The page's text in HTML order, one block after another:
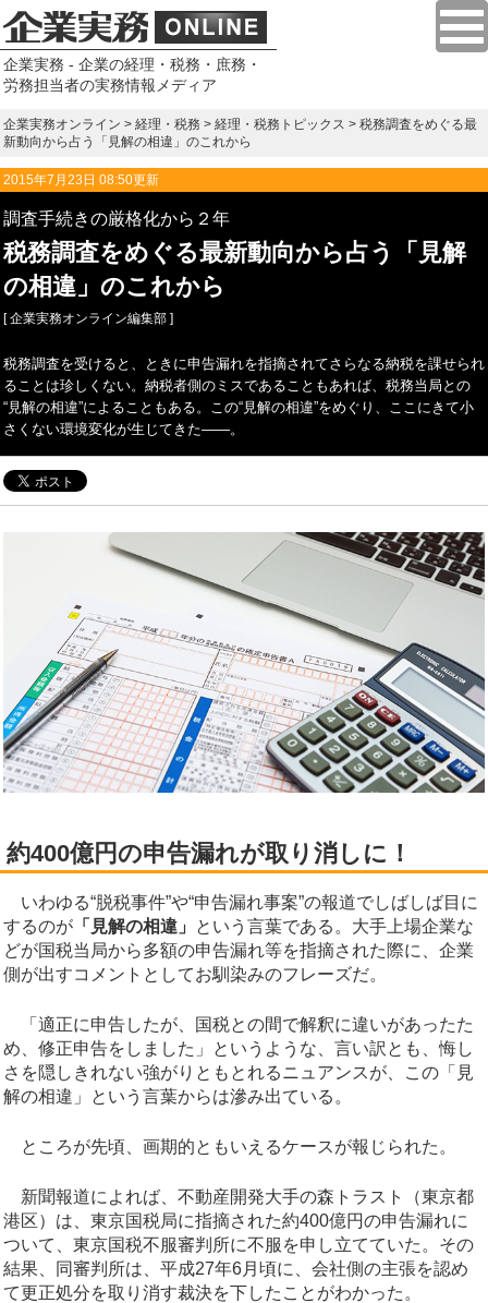
企業実務 - 企業の経理・税務・庶務・
労務担当者の実務情報メディア
企業実務オンライン > 経理・税務 > 経理・税務トピックス > 税務調査をめぐる最
新動向から占う「見解の相違」のこれから
2015年7月23日 08:50更新
調査手続きの厳格化から２年
税務調査をめぐる最新動向から占う「見解
の相違」のこれから
[ 企業実務オンライン編集部 ]
税務調査を受けると、ときに申告漏れを指摘されてさらなる納税を課せられ
ることは珍しくない。納税者側のミスであることもあれば、税務当局との
“見解の相違”によることもある。この“見解の相違”をめぐり、ここにきて小
さくない環境変化が生じてきた——。
約400億円の申告漏れが取り消しに！
いわゆる“脱税事件”や“申告漏れ事案”の報道でしばしば目に
するのが 「見解の相違」
という言葉である。大手上場企業な
どが国税当局から多額の申告漏れ等を指摘された際に、企業
側が出すコメントとしてお馴染みのフレーズだ。
「適正に申告したが、国税との間で解釈に違いがあったた
め、修正申告をしました」というような、言い訳とも、悔し
さを隠しきれない強がりともとれるニュアンスが、この「見
解の相違」という言葉からは滲み出ている。
ところが先頃、画期的ともいえるケースが報じられた。
新聞報道によれば、不動産開発大手の森トラスト（東京都
港区）は、東京国税局に指摘された約400億円の申告漏れに
ついて、東京国税不服審判所に不服を申し立てていた。その
結果、同審判所は、平成27年6月頃に、会社側の主張を認め
て更正処分を取り消す裁決を下したことがわかった。